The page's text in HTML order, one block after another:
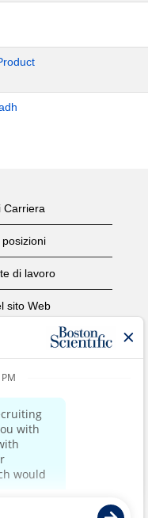
Carriera
di lavoro
sito Web